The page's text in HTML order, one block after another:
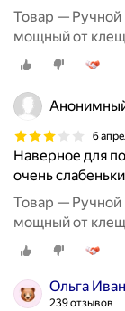
Товар — Ручной
мощный от
6
Наверное для
очень
Товар — Ручной
мощный от
Ольга
239 отзывов